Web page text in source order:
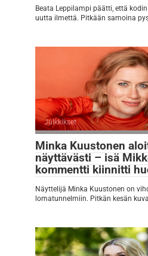
Beata Leppilampi päätti, että
uutta ilmettä. Pitkään samoina
Julkkikset
Minka Kuustonen
näyttävästi – isä
kommentti kiinnitti
Näyttelijä Minka Kuustonen on
lomatunnelmiin. Pitkän kesän